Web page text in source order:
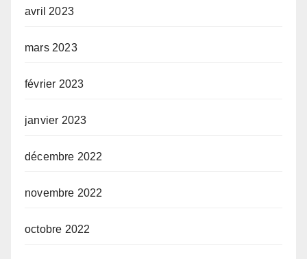
avril 2023
mars 2023
février 2023
janvier 2023
décembre 2022
novembre 2022
octobre 2022